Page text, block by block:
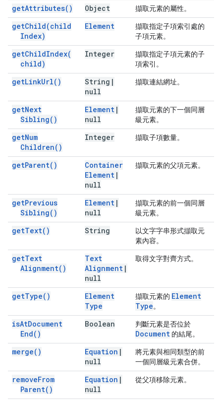
getAttributes( ) Object 擷取元素的屬性。
getChild(child
Index)
Element
擷取指定子項索引處的
子項元素。
getChildIndex(
child)
Integer
擷取指定子項元素的子
項索引。
getLinkUrl( ) String |
null
擷取連結網址。
getNext
Sibling( )
Element |
null
擷取元素的下一個同層
級元素。
getNum
Children( )
Integer 擷取子項數量。
getParent( )
Container
Element |
null
擷取元素的父項元素。
getPrevious
Sibling( )
Element |
null
擷取元素的前一個同層
級元素。
getText( ) String
以文字字串形式擷取元
素內容。
getText
Alignment( )
Text
Alignment |
null
取得文字對齊方式。
getType( )
Element
Type
擷取元素的 Element
Type。
isAtDocument
End( )
Boolean 判斷元素是否位於
Document 的結尾。
merge( ) Equation |
null
將元素與相同類型的前
一個同層級元素合併。
removeFrom
Parent( )
Equation |
null
從父項移除元素。